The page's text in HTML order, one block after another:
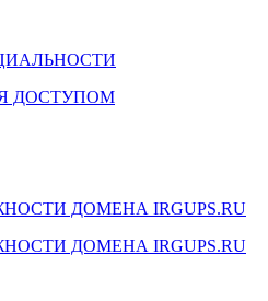
ДОСТУПОМ
ДОМЕНА IRGUPS.RU
ДОМЕНА IRGUPS.RU